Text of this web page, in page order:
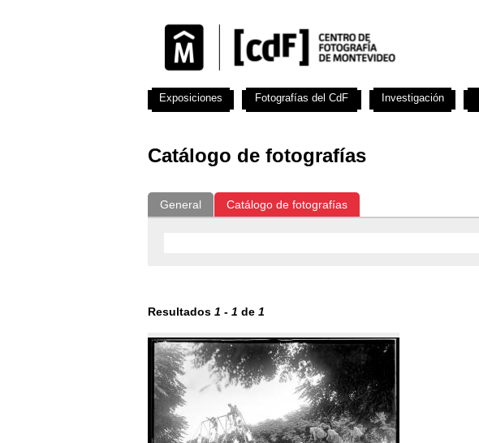
Catálogo de fotografías
General Catálogo de fotografías
Resultados 1 - 1 de 1
Exposiciones Fotografías del CdF Investigación